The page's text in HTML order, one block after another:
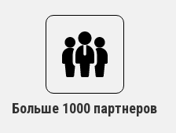
Больше 1000 партнеров